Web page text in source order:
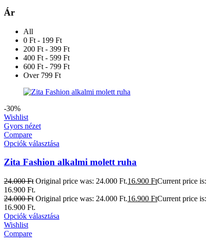
Ár
All
0 Ft - 199 Ft
200 Ft - 399 Ft
400 Ft - 599 Ft
600 Ft - 799 Ft
Over 799 Ft
-30%
Wishlist
Gyors nézet
Compare
Opciók választása
Zita Fashion alkalmi molett ruha
24.000Ft Original price was: 24.000 Ft.16.900 FtCurrent price is:
16.900 Ft.
24.000Ft Original price was: 24.000 Ft.16.900 FtCurrent price is:
16.900 Ft.
Opciók választása
Wishlist
Compare